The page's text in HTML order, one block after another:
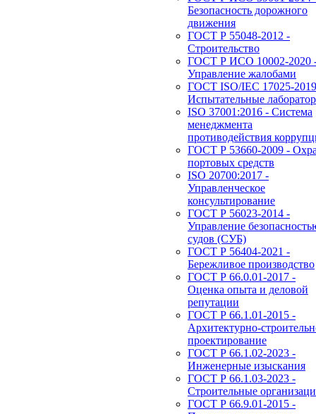
Безопасность дорожного
движения
ГОСТ Р 55048-2012 -
Строительство
ГОСТ Р ИСО 10002-2020
Управление жалобами
ГОСТ ISO/IEC 17025-
Испытательные
ISO 37001:2016 - Система
менеджмента
противодействия
ГОСТ Р 53660-2009 -
портовых средств
ISO 20700:2017 -
Управленческое
консультирование
ГОСТ Р 56023-2014 -
Управление
судов (СУБ)
ГОСТ Р 56404-2021 -
Бережливое производство
ГОСТ Р 66.0.01-2017 -
Оценка опыта и деловой
репутации
ГОСТ Р 66.1.01-2015 -
Архитектурно-
проектирование
ГОСТ Р 66.1.02-2023 -
Инженерные изыскания
ГОСТ Р 66.1.03-2023 -
Строительные
ГОСТ Р 66.9.01-2015 -